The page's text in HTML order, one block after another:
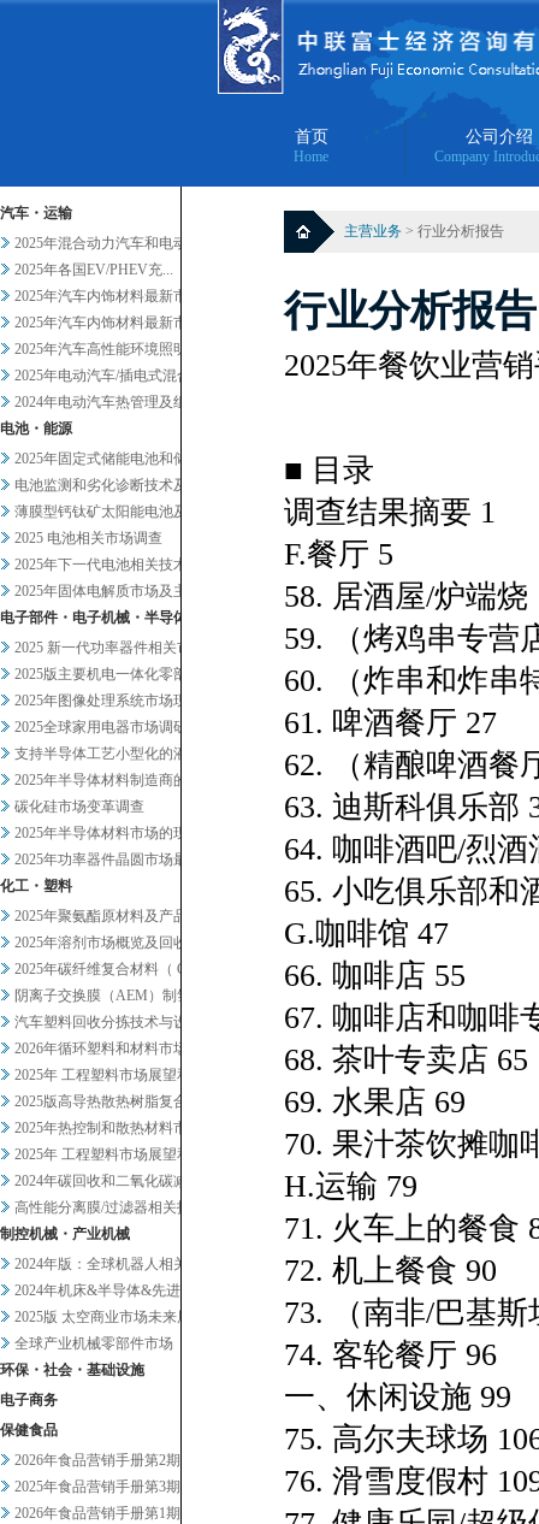
首页
Home
公司介绍
Company
汽车・运输
2025年混合动力汽车和电动汽...
2025年各国EV/PHEV充...
2025年汽车内饰材料最新市场...
2025年汽车内饰材料最新市场...
2025年汽车高性能环境照明的...
2025年电动汽车/插电式混合...
2024年电动汽车热管理及组件...
电池・能源
2025年固定式储能电池和储能...
电池监测和劣化诊断技术及服务当...
薄膜型钙钛矿太阳能电池及其他轻...
2025 电池相关市场调查
2025年下一代电池相关技术及...
2025年固体电解质市场及主要...
电子部件・电子机械・半导体
2025 新一代功率器件相关市...
2025版主要机电一体化零部件...
2025年图像处理系统市场现状...
2025全球家用电器市场调研
支持半导体工艺小型化的液体过滤...
2025年半导体材料制造商的业...
碳化硅市场变革调查
2025年半导体材料市场的现状...
2025年功率器件晶圆市场最新...
化工・塑料
2025年聚氨酯原材料及产品市...
2025年溶剂市场概览及回收相...
2025年碳纤维复合材料（ C...
阴离子交换膜（AEM）制氢及其...
汽车塑料回收分拣技术与设备调查
2026年循环塑料和材料市场新...
2025年 工程塑料市场展望和...
2025版高导热散热树脂复合材...
2025年热控制和散热材料市场...
2025年 工程塑料市场展望和...
2024年碳回收和二氧化碳减排...
高性能分离膜/过滤器相关技术和...
制控机械・产业机械
2024年版：全球机器人相关市...
2024年机床&半导体&先进设...
2025版 太空商业市场未来展...
全球产业机械零部件市场
环保・社会・基础设施
电子商务
保健食品
2026年食品营销手册第2期
2025年食品营销手册第3期
2026年食品营销手册第1期
主营业务 > 行业分析报告
行业分析报告
2025年餐饮业营
■ 目录
调查结果摘要 1
F.餐厅 5
58. 居酒屋/炉端烧
59. （烤鸡串专营
60. （炸串和炸串
61. 啤酒餐厅 27
62. （精酿啤酒餐
63. 迪斯科俱乐部
64. 咖啡酒吧/烈酒
65. 小吃俱乐部和
G.咖啡馆 47
66. 咖啡店 55
67. 咖啡店和咖啡
68. 茶叶专卖店 65
69. 水果店 69
70. 果汁茶饮摊咖
H.运输 79
71. 火车上的餐食
72. 机上餐食 90
73. （南非/巴基
74. 客轮餐厅 96
一、休闲设施 99
75. 高尔夫球场
76. 滑雪度假村